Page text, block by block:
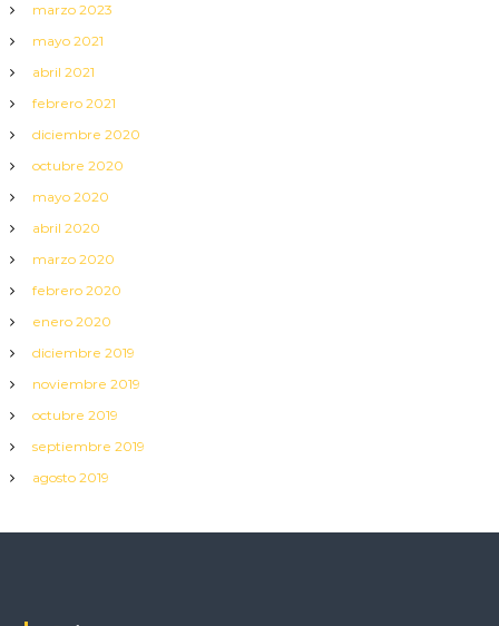
marzo 2023
mayo 2021
abril 2021
febrero 2021
diciembre 2020
octubre 2020
mayo 2020
abril 2020
marzo 2020
febrero 2020
enero 2020
diciembre 2019
noviembre 2019
octubre 2019
septiembre 2019
agosto 2019